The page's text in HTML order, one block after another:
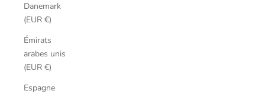
Danemark
(EUR €)
Émirats
arabes unis
(EUR €)
Espagne